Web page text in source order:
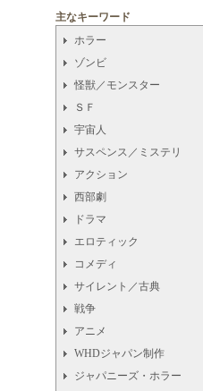
主なキーワード
ホラー
ゾンビ
怪獣／モンスター
ＳＦ
宇宙人
サスペンス／ミステリ
アクション
西部劇
ドラマ
エロティック
コメディ
サイレント／古典
戦争
アニメ
WHDジャパン制作
ジャパニーズ・ホラー